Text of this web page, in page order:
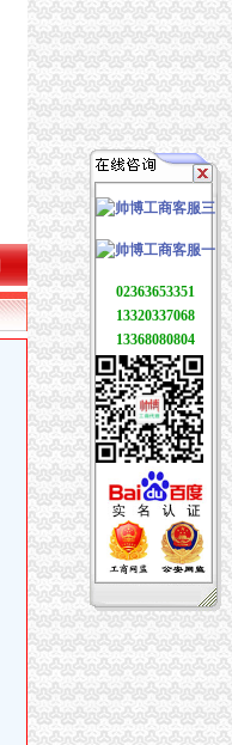
02363653351
13320337068
13368080804